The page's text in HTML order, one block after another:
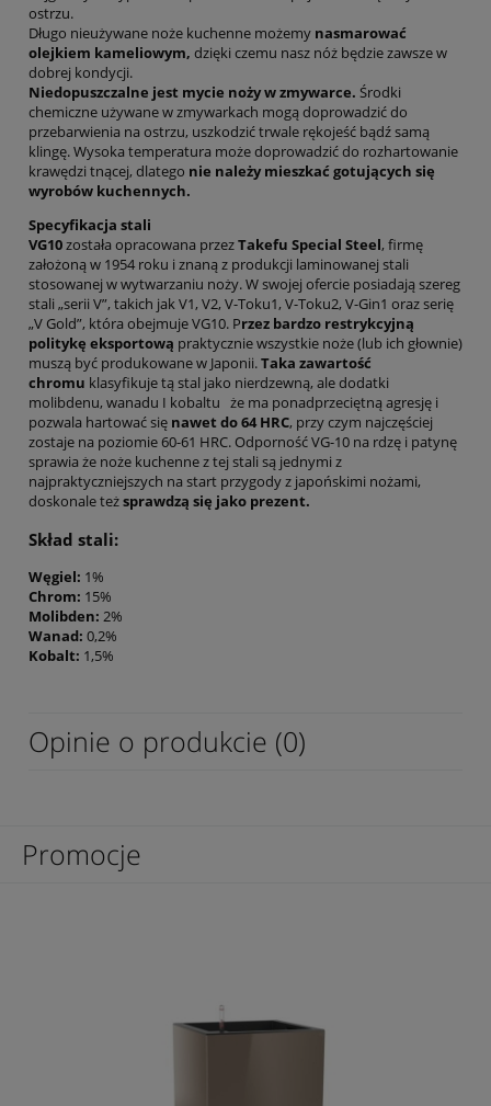
ostrzu.
Długo nieużywane noże kuchenne możemy nasmarować
olejkiem kameliowym, dzięki czemu nasz nóż będzie zawsze w
dobrej kondycji.
Niedopuszczalne jest mycie noży w zmywarce. Środki
chemiczne używane w zmywarkach mogą doprowadzić do
przebarwienia na ostrzu, uszkodzić trwale rękojeść bądź samą
klingę. Wysoka temperatura może doprowadzić do rozhartowanie
krawędzi tnącej, dlatego nie należy mieszkać gotujących się
wyrobów kuchennych.
Specyfikacja stali
VG10została opracowana przezTakefu Special Steel, firmę
założoną w 1954 roku i znaną z produkcji laminowanej stali
stosowanej w wytwarzaniu noży. W swojej ofercie posiadają szereg
stali „serii V”, takich jak V1, V2, V-Toku1, V-Toku2, V-Gin1 oraz serię
„V Gold”, która obejmuje VG10. Przez bardzo restrykcyjną
politykę eksportową praktycznie wszystkie noże (lub ich głownie)
muszą być produkowane w Japonii.Taka zawartość
chromu klasyfikuje tą stal jako nierdzewną, ale dodatki
molibdenu, wanadu I kobaltu że ma ponadprzeciętną agresję i
pozwala hartować się nawet do 64 HRC, przy czym najczęściej
zostaje na poziomie 60-61 HRC. Odporność VG-10 na rdzę i patynę
sprawia że noże kuchenne z tej stali są jednymi z
najpraktyczniejszych na start przygody z japońskimi nożami,
doskonale teżsprawdzą się jako prezent.
Skład stali:
Węgiel: 1%
Chrom: 15%
Molibden: 2%
Wanad: 0,2%
Kobalt: 1,5%
Opinie o produkcie (0)
Promocje